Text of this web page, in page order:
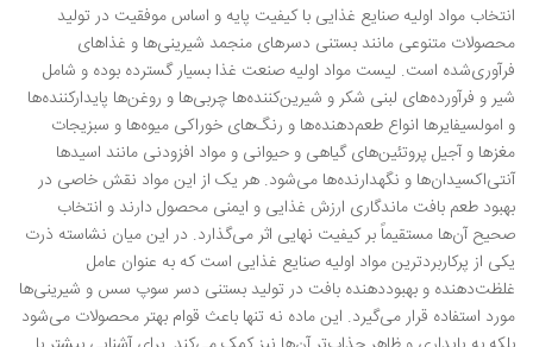
انتخاب مواد اولیه صنایع غذایی با کیفیت پایه و اساس موفقیت در تولید
محصولات متنوعی مانند بستنی دسرهای منجمد شیرینی‌ها و غذاهای
فرآوری‌شده است. لیست مواد اولیه صنعت غذا بسیار گسترده بوده و شامل
شیر و فرآورده‌های لبنی شکر و شیرین‌کننده‌ها چربی‌ها و روغن‌ها پایدارکننده‌ها
و امولسیفایرها انواع طعم‌دهنده‌ها و رنگ‌های خوراکی میوه‌ها و سبزیجات
مغزها و آجیل پروتئین‌های گیاهی و حیوانی و مواد افزودنی مانند اسیدها
آنتی‌اکسیدان‌ها و نگهدارنده‌ها می‌شود. هر یک از این مواد نقش خاصی در
بهبود طعم بافت ماندگاری ارزش غذایی و ایمنی محصول دارند و انتخاب
صحیح آن‌ها مستقیماً بر کیفیت نهایی اثر می‌گذارد. در این میان نشاسته ذرت
یکی از پرکاربردترین مواد اولیه صنایع غذایی است که به عنوان عامل
غلظت‌دهنده و بهبوددهنده بافت در تولید بستنی دسر سوپ سس و شیرینی‌ها
مورد استفاده قرار می‌گیرد. این ماده نه تنها باعث قوام بهتر محصولات می‌شود